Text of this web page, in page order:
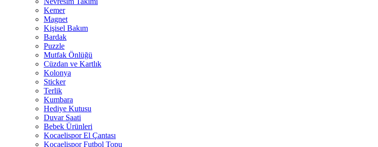
Kemer
Magnet
Kişisel Bakım
Bardak
Puzzle
Mutfak Önlüğü
Cüzdan ve Kartlık
Kolonya
Sticker
Terlik
Kumbara
Hediye Kutusu
Duvar Saati
Bebek Ürünleri
Kocaelispor El Çantası
Kocaelispor Futbol Topu